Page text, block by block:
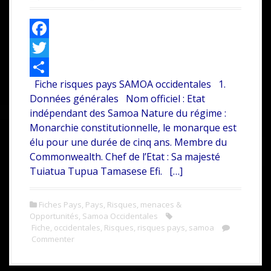
F
a
e
b
o
o
T
w
i
t
t
e
P
a
r
t
a
e
r
Fiche risques pays SAMOA occidentales 1.
Données générales Nom officiel : Etat
indépendant des Samoa Nature du régime :
Monarchie constitutionnelle, le monarque est
élu pour une durée de cinq ans. Membre du
Commonwealth. Chef de l’Etat : Sa majesté
Tuiatua Tupua Tamasese Efi. […]
Fiches Pays, Pays, Risques, menaces &
Opportunités, Samoa Occidentales
Fiche, occidentales, Risques, risques pays, samoa
Commenter